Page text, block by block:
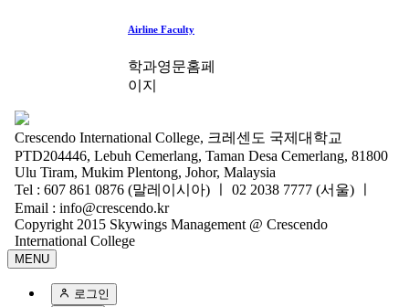
Airline Faculty
학과영문홈페
이지
Crescendo International College, 크레센도 국제대학교
PTD204446, Lebuh Cemerlang, Taman Desa Cemerlang, 81800
Ulu Tiram, Mukim Plentong, Johor, Malaysia
Tel : 607 861 0876 (말레이시아) ㅣ 02 2038 7777 (서울) ㅣ
Email : info@crescendo.kr
Copyright 2015 Skywings Management @ Crescendo
International College
MENU
로그인